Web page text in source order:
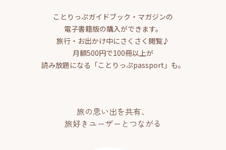
ことりっぷガイドブック・マガジンの
電子書籍版の購入ができます。
旅行・お出かけ中にさくさく閲覧♪
月額500円で100冊以上が
読み放題になる「ことりっぷpassport」も。
旅の思い出を共有、
旅好きユーザーとつながる